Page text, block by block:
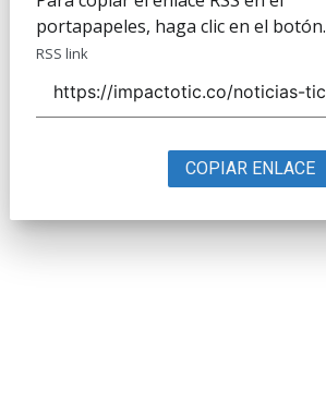
portapapeles, haga clic en el botón.
RSS link
COPIAR ENLACE